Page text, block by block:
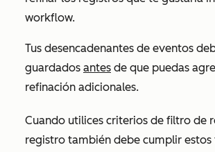
workflow.
Tus desencadenantes de eventos
guardados antes de que puedas
refinación adicionales.
Cuando utilices criterios de filtro de
registro también debe cumplir estos